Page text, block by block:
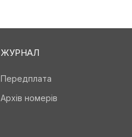
ЖУРНАЛ
Передплата
Архів номерів